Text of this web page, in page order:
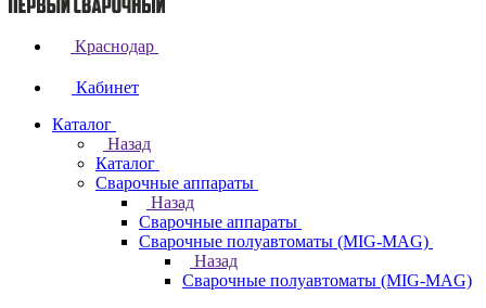
Краснодар
Кабинет
Каталог
Назад
Каталог
Сварочные аппараты
Назад
Сварочные аппараты
Сварочные полуавтоматы (MIG-MAG)
Назад
Сварочные полуавтоматы (MIG-MAG)